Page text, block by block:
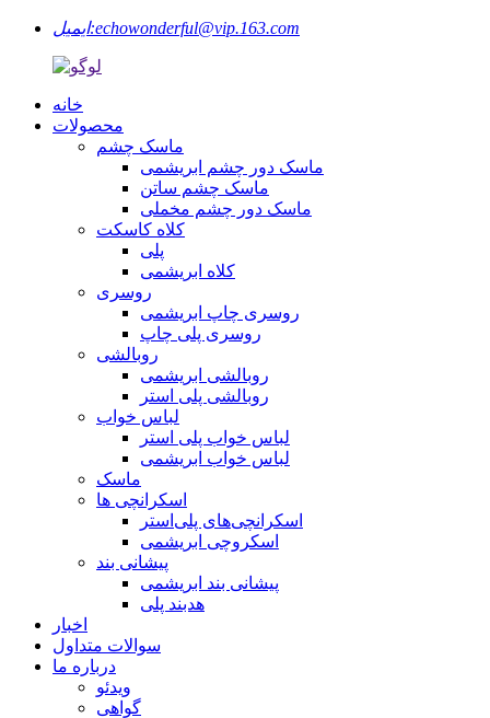
ایمیل:echowonderful@vip.163.com
خانه
محصولات
ماسک چشم
ماسک دور چشم ابریشمی
ماسک چشم ساتن
ماسک دور چشم مخملی
کلاه کاسکت
پلی
کلاه ابریشمی
روسری
روسری چاپ ابریشمی
روسری پلی چاپ
روبالشی
روبالشی ابریشمی
روبالشی پلی استر
لباس خواب
لباس خواب پلی استر
لباس خواب ابریشمی
ماسک
اسکرانچی ها
اسکرانچی‌های پلی‌استر
اسکروچی ابریشمی
پیشانی بند
پیشانی بند ابریشمی
هدبند پلی
اخبار
سوالات متداول
درباره ما
ویدئو
گواهی